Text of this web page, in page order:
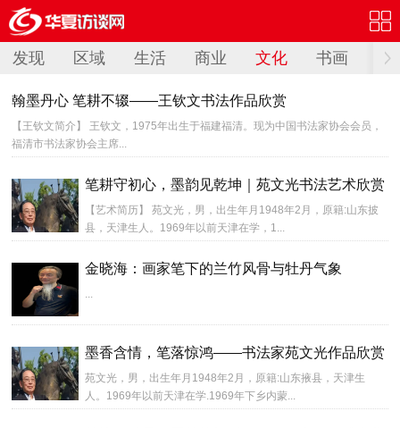
发现 区域 生活 商业 文化 书画 阅
翰墨丹心 笔耕不辍——王钦文书法作品欣赏
【王钦文简介】 王钦文，1975年出生于福建福清。现为中国书法家协会会员，
福清市书法家协会主席...
笔耕守初心，墨韵见乾坤｜苑文光书法艺术欣赏
【艺术简历】 苑文光，男，出生年月1948年2月，原籍:山东披
县，天津生人。1969年以前天津在学，1...
金晓海：画家笔下的兰竹风骨与牡丹气象
...
墨香含情，笔落惊鸿——书法家苑文光作品欣赏
苑文光，男，出生年月1948年2月，原籍:山东掖县，天津生
人。1969年以前天津在学.1969年下乡内蒙...